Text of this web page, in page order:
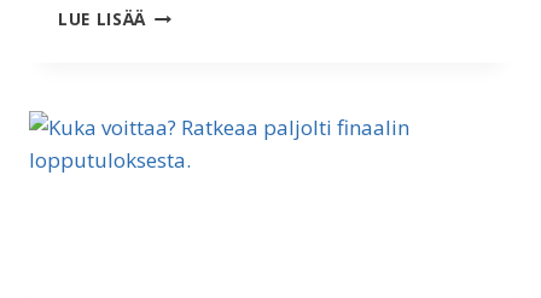
LUE LISÄÄ KIITOS
PARIISI
2024